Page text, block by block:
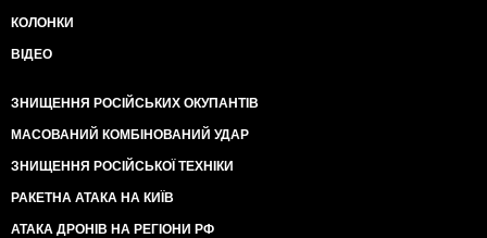
КОЛОНКИ
ВІДЕО
ЗНИЩЕННЯ РОСІЙСЬКИХ ОКУПАНТІВ
МАСОВАНИЙ КОМБІНОВАНИЙ УДАР
ЗНИЩЕННЯ РОСІЙСЬКОЇ ТЕХНІКИ
РАКЕТНА АТАКА НА КИЇВ
АТАКА ДРОНІВ НА РЕГІОНИ РФ